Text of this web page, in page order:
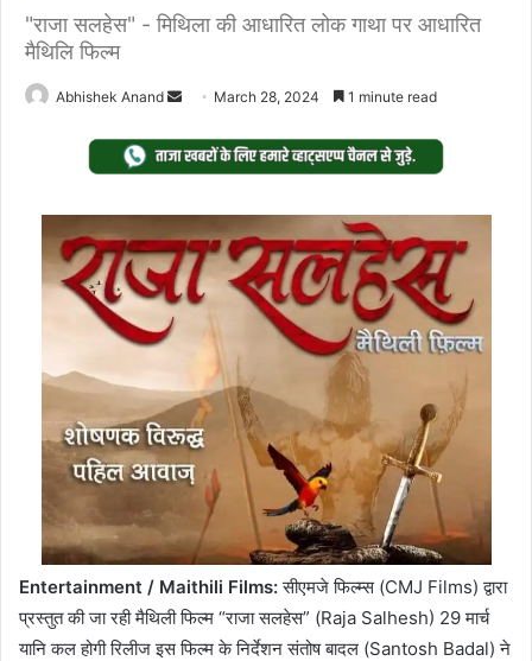
"राजा सलहेस" - मिथिला की आधारित लोक गाथा पर आधारित
मैथिलि फिल्म
Abhishek Anand
Send
email
March 28, 2024 1 minute read
Entertainment / Maithili Films:सीएमजे फिल्म्स (CMJ Films) द्वारा
प्रस्तुत की जा रही मैथिली फिल्म “राजा सलहेस” (Raja Salhesh) 29 मार्च
यानि कल होगी रिलीज इस फिल्म के निर्देशन संतोष बादल (Santosh Badal) ने